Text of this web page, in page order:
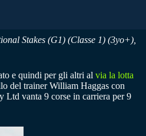
Stakes (G1) (Classe 1) (3yo+),
e quindi per gli altri al via la lotta
del trainer William Haggas con
Ltd vanta 9 corse in carriera per 9